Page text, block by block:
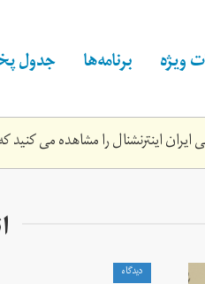
ویژه برنامه‌ها جدول
اینترنشنال را مشاهده می
دیدگاه